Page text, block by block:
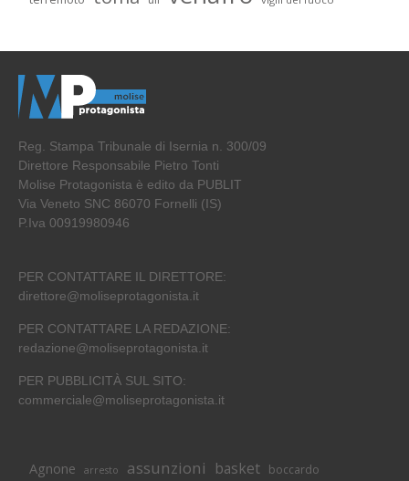
Reg. Stampa Tribunale di Isernia n. 300/09
Direttore Responsabile Pietro Tonti
Molise Protagonista è edito da PUBLIT
Via Veneto SNC 86070 Fornelli (IS)
P.Iva 00919980946
PER CONTATTARE IL DIRETTORE:
direttore@moliseprotagonista.it
PER CONTATTARE LA REDAZIONE:
redazione@moliseprotagonista.it
PER PUBBLICITÀ SUL SITO:
commerciale@moliseprotagonista.it
Agnone arresto assunzioni basket boccardo